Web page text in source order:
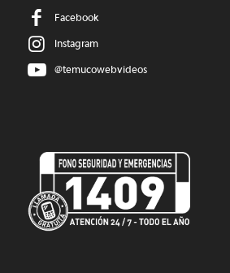
Facebook
Instagram
@temucowebvideos